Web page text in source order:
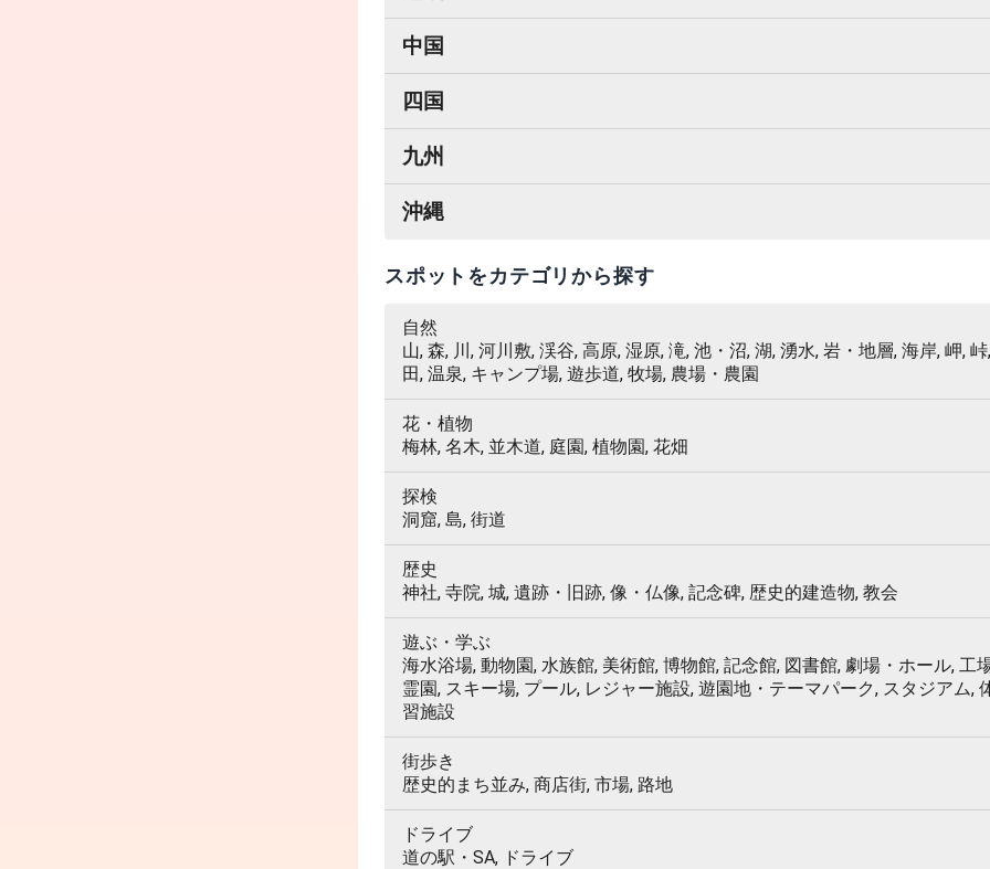
中国
四国
九州
沖縄
スポットをカテゴリから探す
自然
山, 森, 川, 河川敷, 渓谷, 高原, 湿原, 滝, 池・沼, 湖, 湧水, 岩・地層, 海岸, 岬,
田, 温泉, キャンプ場, 遊歩道, 牧場, 農場・農園
花・植物
梅林, 名木, 並木道, 庭園, 植物園, 花畑
探検
洞窟, 島, 街道
歴史
神社, 寺院, 城, 遺跡・旧跡, 像・仏像, 記念碑, 歴史的建造物, 教会
遊ぶ・学ぶ
海水浴場, 動物園, 水族館, 美術館, 博物館, 記念館, 図書館, 劇場・ホール, 工
霊園, スキー場, プール, レジャー施設, 遊園地・テーマパーク, スタジアム,
習施設
街歩き
歴史的まち並み, 商店街, 市場, 路地
ドライブ
道の駅・SA, ドライブ